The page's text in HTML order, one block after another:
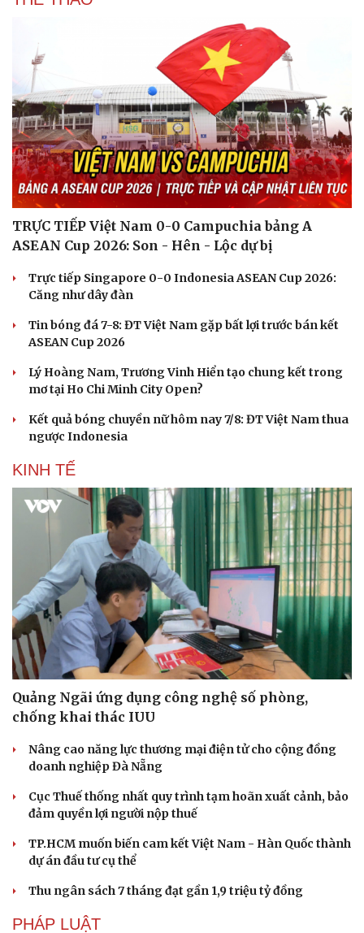
Du lịch
Tư vấn
Săn Tour
check-in
Podcast
Câu chuyện thời sự
Đọc truyện đêm khuya
Cửa sổ tình yêu
Hạt giống tâm hồn
TRỰC TIẾP Việt Nam 0-0 Campuchia bảng A
ASEAN Cup 2026: Son - Hên - Lộc dự bị
Trực tiếp Singapore 0-0 Indonesia ASEAN Cup 2026:
Căng như dây đàn
Tin bóng đá 7-8: ĐT Việt Nam gặp bất lợi trước bán kết
ASEAN Cup 2026
Lý Hoàng Nam, Trương Vinh Hiển tạo chung kết trong
mơ tại Ho Chi Minh City Open?
Kết quả bóng chuyền nữ hôm nay 7/8: ĐT Việt Nam thua
ngược Indonesia
KINH TẾ
Quảng Ngãi ứng dụng công nghệ số phòng,
chống khai thác IUU
Nâng cao năng lực thương mại điện tử cho cộng đồng
doanh nghiệp Đà Nẵng
Cục Thuế thống nhất quy trình tạm hoãn xuất cảnh, bảo
đảm quyền lợi người nộp thuế
TP.HCM muốn biến cam kết Việt Nam - Hàn Quốc thành
dự án đầu tư cụ thể
Thu ngân sách 7 tháng đạt gần 1,9 triệu tỷ đồng
PHÁP LUẬT